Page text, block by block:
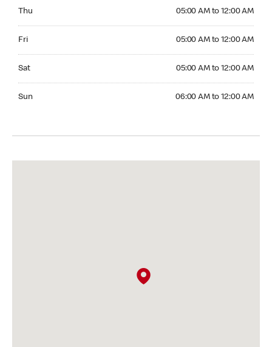
Thu 05:00 AM to 12:00 AM
Fri 05:00 AM to 12:00 AM
Sat 05:00 AM to 12:00 AM
Sun 06:00 AM to 12:00 AM